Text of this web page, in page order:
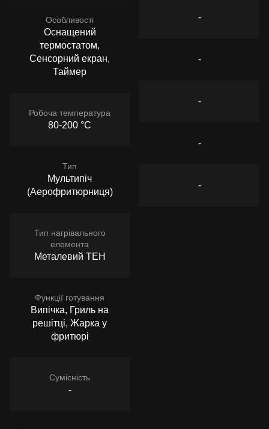
Особливості
Оснащений
термостатом,
Сенсорний екран,
Таймер
Робоча температура
80-200 °C
Тип
Мультипіч
(Аерофритюрниця)
Тип нагрівального
елемента
Металевий ТЕН
Функції готування
Випічка, Гриль на
решітці, Жарка у
фритюрі
Сумісність
-
-
-
-
-
-